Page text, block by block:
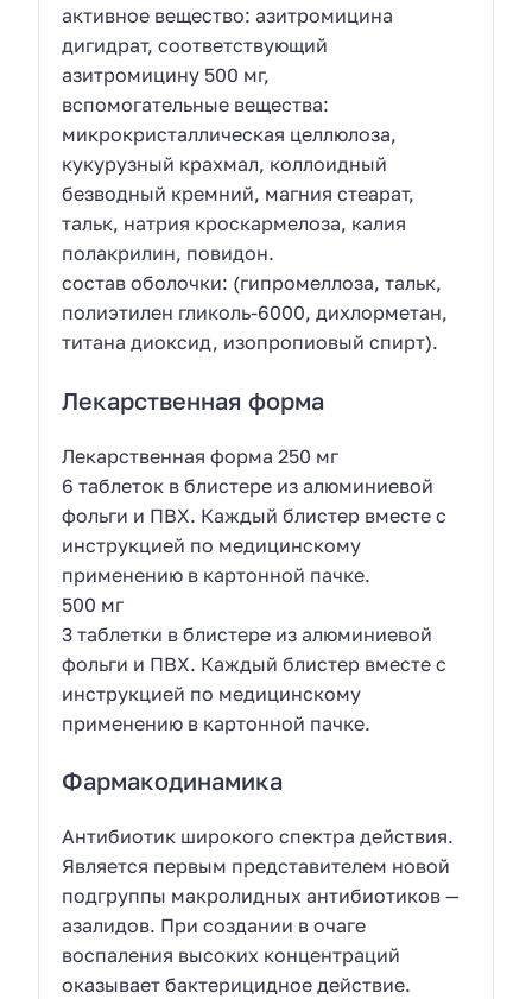
активное вещество: азитромицина
дигидрат, соответствующий
азитромицину 500 мг,
вспомогательные вещества:
микрокристаллическая целлюлоза,
кукурузный крахмал, коллоидный
безводный кремний, магния стеарат,
тальк, натрия кроскармелоза, калия
полакрилин, повидон.
состав оболочки: (гипромеллоза, тальк,
полиэтилен гликоль-6000, дихлорметан,
титана диоксид, изопропиовый спирт).
Лекарственная форма
Лекарственная форма 250 мг
6 таблеток в блистере из алюминиевой
фольги и ПВХ. Каждый блистер вместе с
инструкцией по медицинскому
применению в картонной пачке.
500 мг
3 таблетки в блистере из алюминиевой
фольги и ПВХ. Каждый блистер вместе с
инструкцией по медицинскому
применению в картонной пачке.
Фармакодинамика
Антибиотик широкого спектра действия.
Является первым представителем новой
подгруппы макролидных антибиотиков —
азалидов. При создании в очаге
воспаления высоких концентраций
оказывает бактерицидное действие.